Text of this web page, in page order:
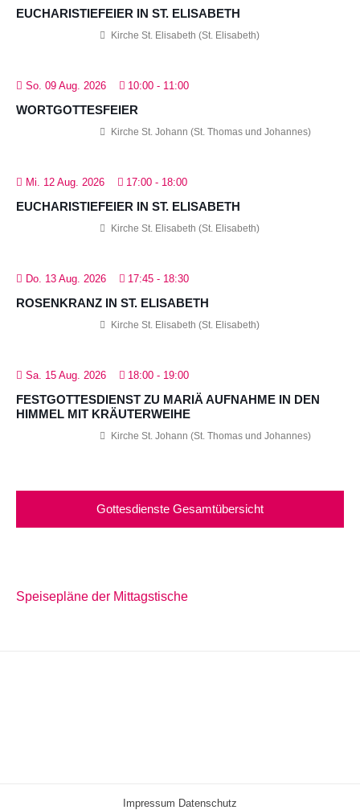
EUCHARISTIEFEIER IN ST. ELISABETH
Kirche St. Elisabeth (St. Elisabeth)
So. 09 Aug. 2026 10:00 - 11:00
WORTGOTTESFEIER
Kirche St. Johann (St. Thomas und Johannes)
Mi. 12 Aug. 2026 17:00 - 18:00
EUCHARISTIEFEIER IN ST. ELISABETH
Kirche St. Elisabeth (St. Elisabeth)
Do. 13 Aug. 2026 17:45 - 18:30
ROSENKRANZ IN ST. ELISABETH
Kirche St. Elisabeth (St. Elisabeth)
Sa. 15 Aug. 2026 18:00 - 19:00
FESTGOTTESDIENST ZU MARIÄ AUFNAHME IN DEN
HIMMEL MIT KRÄUTERWEIHE
Kirche St. Johann (St. Thomas und Johannes)
Gottesdienste Gesamtübersicht
Speisepläne der Mittagstische
Impressum Datenschutz